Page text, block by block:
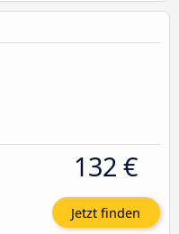
132 €
Jetzt finden